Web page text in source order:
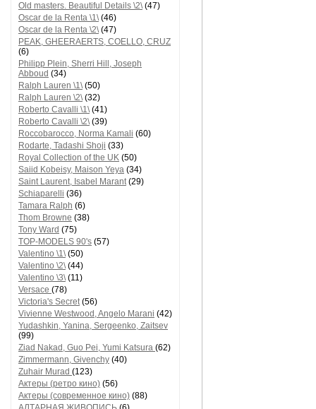
Old masters. Beautiful Details \2\(47)
Oscar de la Renta \1\(46)
Oscar de la Renta \2\(47)
PEAK, GHEERAERTS, COELLO, CRUZ
(6)
Philipp Plein, Sherri Hill, Joseph
Abboud (34)
Ralph Lauren \1\(50)
Ralph Lauren \2\(32)
Roberto Cavalli \1\(41)
Roberto Cavalli \2\(39)
Roccobarocco, Norma Kamali (60)
Rodarte, Tadashi Shoji (33)
Royal Collection of the UK (50)
Saiid Kobeisy, Maison Yeya (34)
Saint Laurent, Isabel Marant(29)
Schiaparelli (36)
Tamara Ralph (6)
Thom Browne (38)
Tony Ward (75)
TOP-MODELS 90's (57)
Valentino \1\(50)
Valentino \2\(44)
Valentino \3\(11)
Versace (78)
Victoria's Secret(56)
Vivienne Westwood, Angelo Marani (42)
Yudashkin, Yanina, Sergeenko, Zaitsev
(99)
Ziad Nakad, Guo Pei, Yumi Katsura (62)
Zimmermann, Givenchy (40)
Zuhair Murad (123)
Актеры (ретро кино) (56)
Актеры (современное кино) (88)